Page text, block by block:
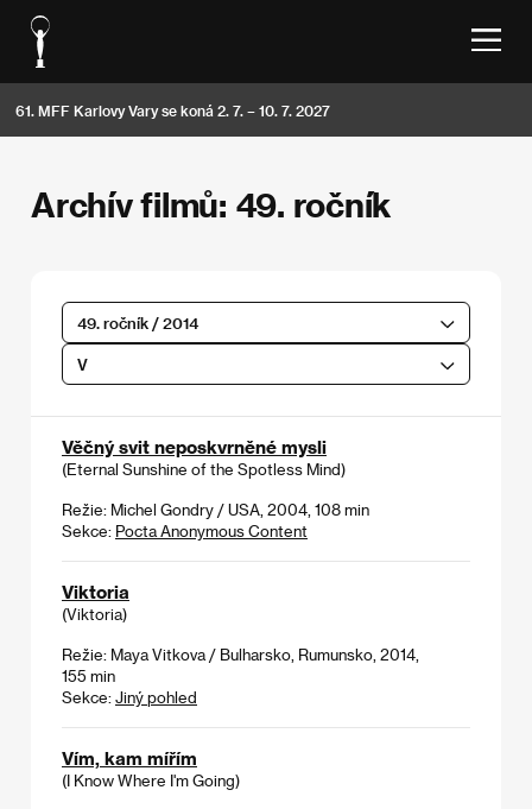
61. MFF Karlovy Vary se koná 2. 7. – 10. 7. 2027
Archív filmů: 49. ročník
49. ročník / 2014
V
Věčný svit neposkvrněné mysli
(Eternal Sunshine of the Spotless Mind)
Režie: Michel Gondry / USA, 2004, 108 min
Sekce: Pocta Anonymous Content
Viktoria
(Viktoria)
Režie: Maya Vitkova / Bulharsko, Rumunsko, 2014,
155 min
Sekce: Jiný pohled
Vím, kam mířím
(I Know Where I'm Going)